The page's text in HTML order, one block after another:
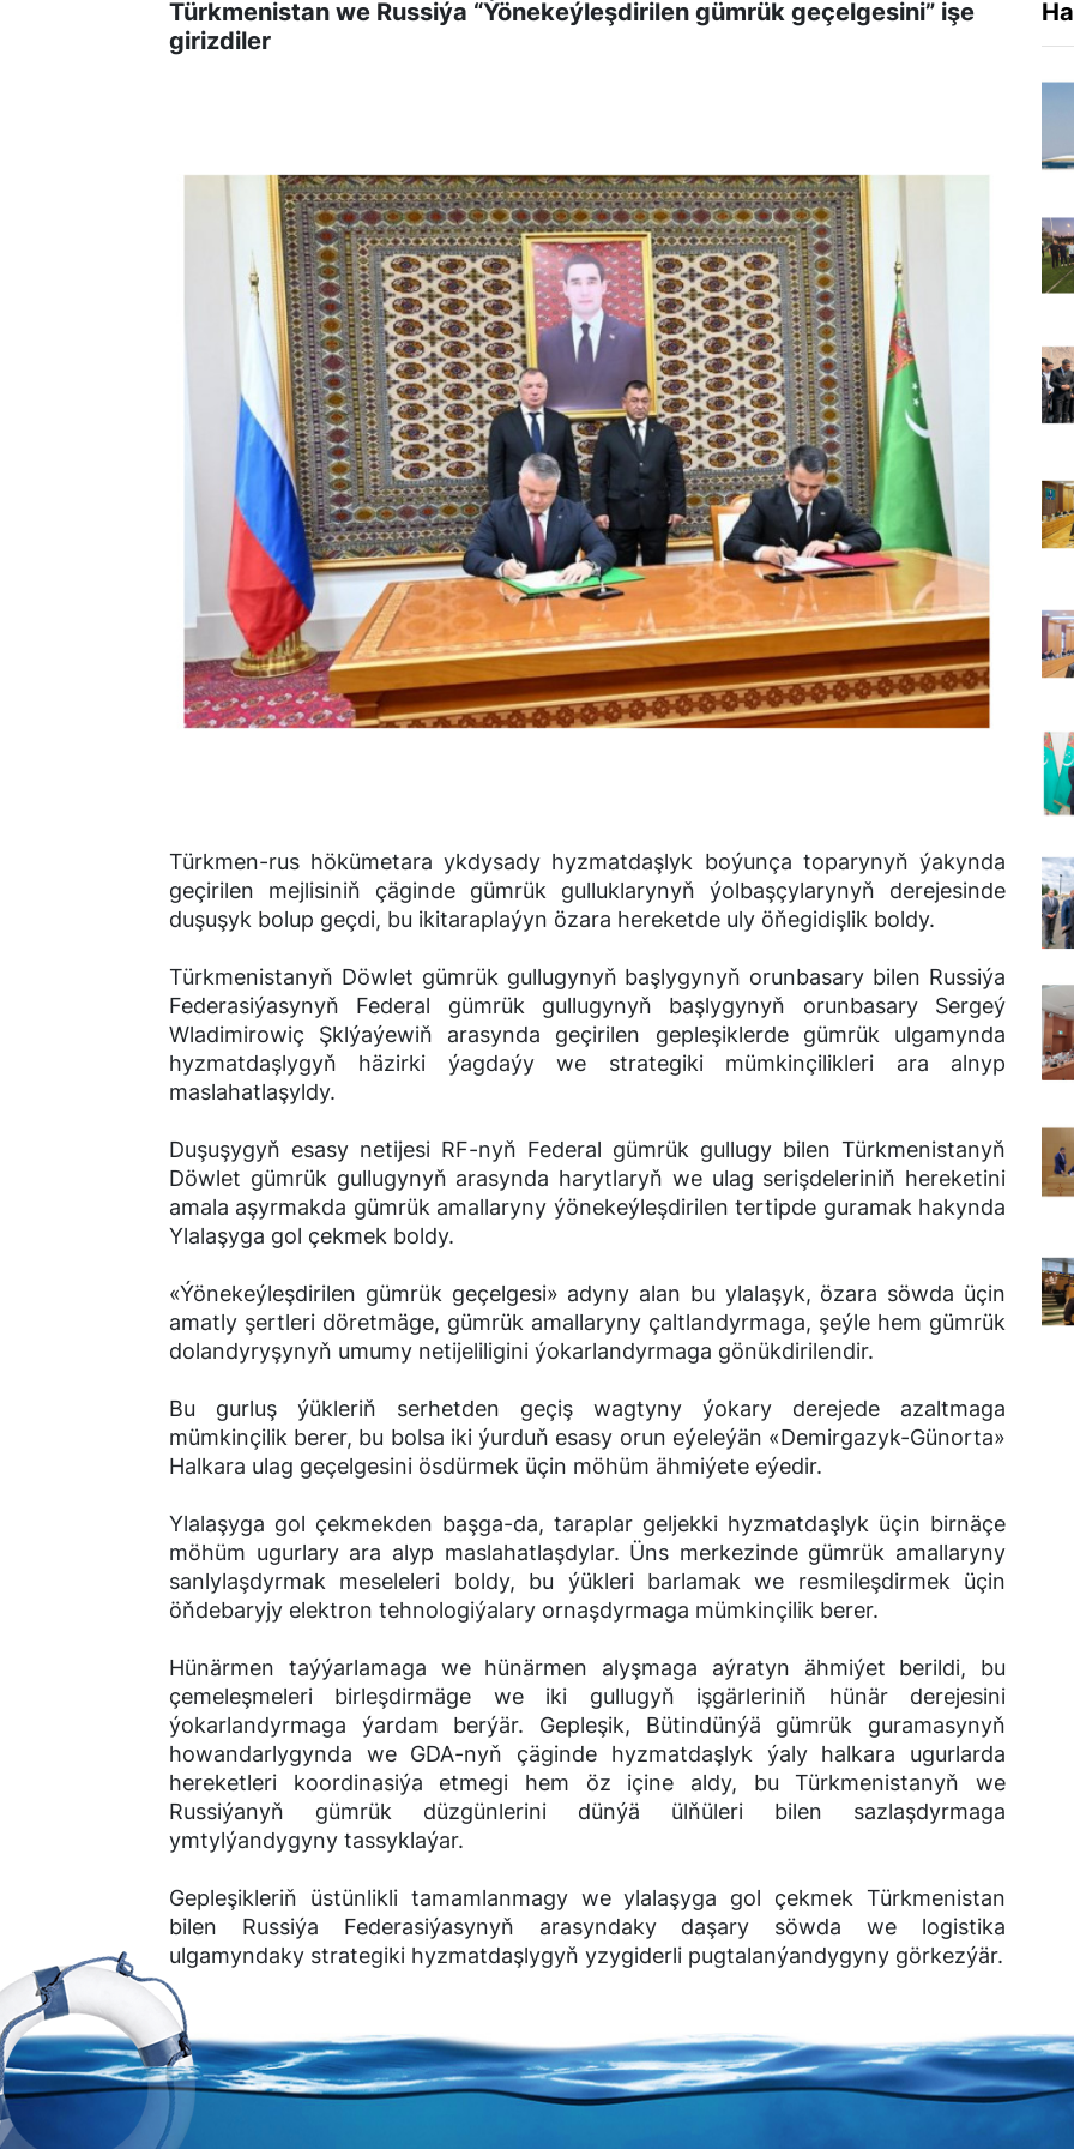
Türkmenistan we Russiýa “Ýönekeýleşdirilen gümrük geçelgesini” işe
girizdiler
Türkmen-rus hökümetara ykdysady hyzmatdaşlyk boýunça toparynyň ýakynda
geçirilen mejlisiniň çäginde gümrük gulluklarynyň ýolbaşçylarynyň derejesinde
duşuşyk bolup geçdi, bu ikitaraplaýyn özara hereketde uly öňegidişlik boldy.
Türkmenistanyň Döwlet gümrük gullugynyň başlygynyň orunbasary bilen Russiýa
Federasiýasynyň Federal gümrük gullugynyň başlygynyň orunbasary Sergeý
Wladimirowiç Şklýaýewiň arasynda geçirilen gepleşiklerde gümrük ulgamynda
hyzmatdaşlygyň häzirki ýagdaýy we strategiki mümkinçilikleri ara alnyp
maslahatlaşyldy.
Duşuşygyň esasy netijesi RF-nyň Federal gümrük gullugy bilen Türkmenistanyň
Döwlet gümrük gullugynyň arasynda harytlaryň we ulag serişdeleriniň hereketini
amala aşyrmakda gümrük amallaryny ýönekeýleşdirilen tertipde guramak hakynda
Ylalaşyga gol çekmek boldy.
«Ýönekeýleşdirilen gümrük geçelgesi» adyny alan bu ylalaşyk, özara söwda üçin
amatly şertleri döretmäge, gümrük amallaryny çaltlandyrmaga, şeýle hem gümrük
dolandyryşynyň umumy netijeliligini ýokarlandyrmaga gönükdirilendir.
Bu gurluş ýükleriň serhetden geçiş wagtyny ýokary derejede azaltmaga
mümkinçilik berer, bu bolsa iki ýurduň esasy orun eýeleýän «Demirgazyk-Günorta»
Halkara ulag geçelgesini ösdürmek üçin möhüm ähmiýete eýedir.
Ylalaşyga gol çekmekden başga-da, taraplar geljekki hyzmatdaşlyk üçin birnäçe
möhüm ugurlary ara alyp maslahatlaşdylar. Üns merkezinde gümrük amallaryny
sanlylaşdyrmak meseleleri boldy, bu ýükleri barlamak we resmileşdirmek üçin
öňdebaryjy elektron tehnologiýalary ornaşdyrmaga mümkinçilik berer.
Hünärmen taýýarlamaga we hünärmen alyşmaga aýratyn ähmiýet berildi, bu
çemeleşmeleri birleşdirmäge we iki gullugyň işgärleriniň hünär derejesini
ýokarlandyrmaga ýardam berýär. Gepleşik, Bütindünýä gümrük guramasynyň
howandarlygynda we GDA-nyň çäginde hyzmatdaşlyk ýaly halkara ugurlarda
hereketleri koordinasiýa etmegi hem öz içine aldy, bu Türkmenistanyň we
Russiýanyň gümrük düzgünlerini dünýä ülňüleri bilen sazlaşdyrmaga
ymtylýandygyny tassyklaýar.
Gepleşikleriň üstünlikli tamamlanmagy we ylalaşyga gol çekmek Türkmenistan
bilen Russiýa Federasiýasynyň arasyndaky daşary söwda we logistika
ulgamyndaky strategiki hyzmatdaşlygyň yzygiderli pugtalanýandygyny görkezýär.